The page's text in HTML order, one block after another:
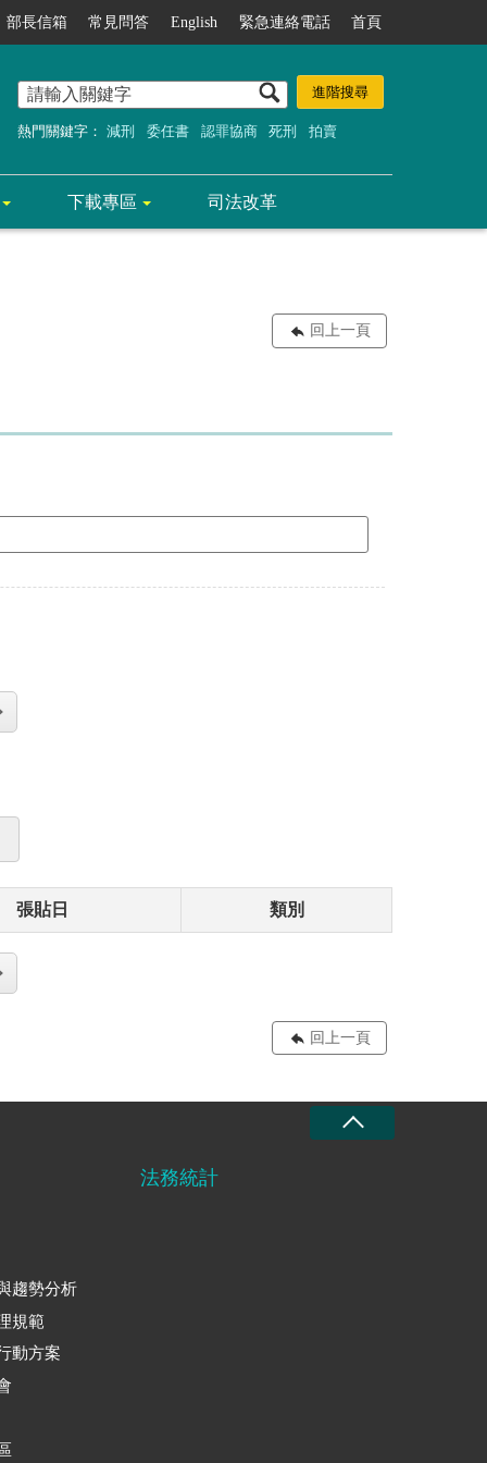
部長信箱 常見問答 English 緊急連絡電話 首頁
熱門關鍵字： 減刑 委任書 認罪協商 死刑 拍賣
下載專區 司法改革
回上一頁
張貼日 類別
回上一頁
趨勢分析
規範
動方案
法務統計